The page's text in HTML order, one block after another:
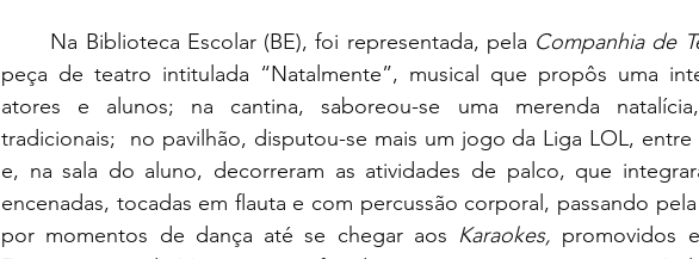
	Na Biblioteca Escolar (BE), foi representada, pela
Companhia de
peça de teatro intitulada “Natalmente”, musical que propôs uma
atores e alunos; na cantina, saboreou-se uma merenda
tradicionais;  no pavilhão, disputou-se mais um jogo da Liga LOL,
e, na sala do aluno, decorreram as atividades de palco, que
encenadas, tocadas em flauta e com percussão corporal, passando
por momentos de dança até se chegar aos Karaokes, promovidos